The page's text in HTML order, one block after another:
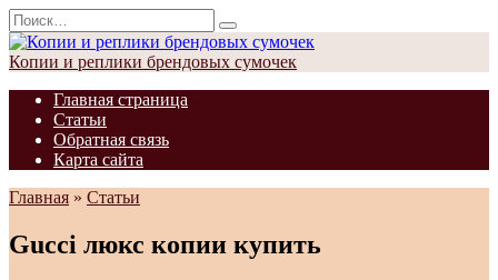
Перейти
к
содержанию
Search
for:
Копии и реплики брендовых сумочек
Главная страница
Статьи
Обратная связь
Карта сайта
Главная » Статьи
Gucci люкс копии купить